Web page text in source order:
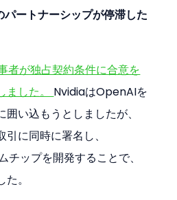
ートナーシップが停滞した
者が独占契約条件に合意を
した。 NvidiaはOpenAIを
い込もうとしましたが、
に同時に署名し、
ップを開発することで、
。